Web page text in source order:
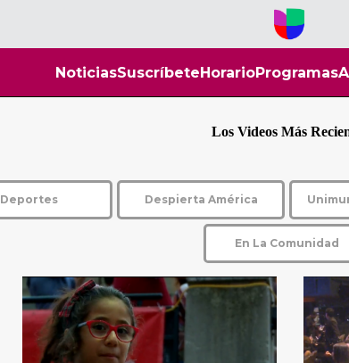
NoticiasSuscríbeteHorarioProgramas
Los Videos Más
Deportes Despierta América
En La Comunidad